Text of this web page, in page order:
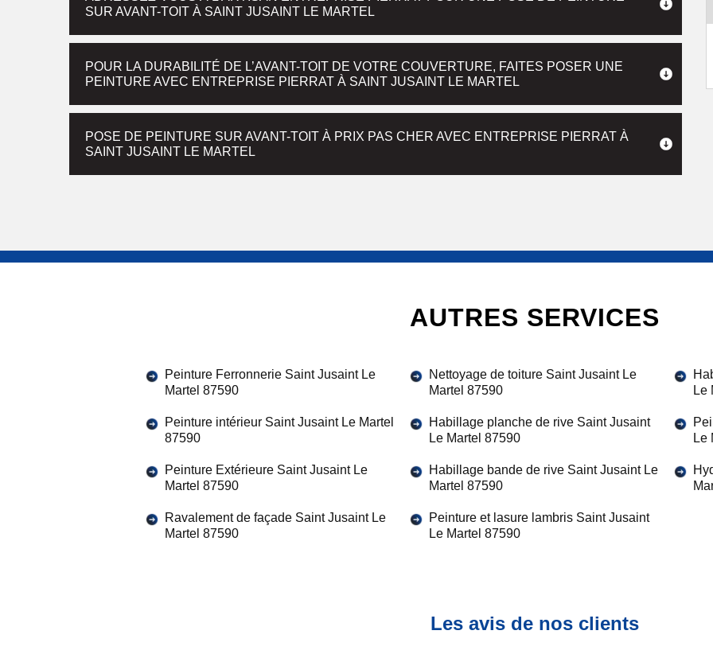
SUR AVANT-TOIT À SAINT JUSAINT LE MARTEL
POUR LA DURABILITÉ DE L’AVANT-TOIT DE VOTRE COUVERTURE, FAITES POSER UNE
PEINTURE AVEC ENTREPRISE PIERRAT À SAINT JUSAINT LE MARTEL
POSE DE PEINTURE SUR AVANT-TOIT À PRIX PAS CHER AVEC ENTREPRISE PIERRAT À
SAINT JUSAINT LE MARTEL
AUTRES SERVICES
Peinture Ferronnerie Saint Jusaint Le
Martel 87590
Peinture intérieur Saint Jusaint Le Martel
87590
Peinture Extérieure Saint Jusaint Le
Martel 87590
Ravalement de façade Saint Jusaint Le
Martel 87590
Nettoyage de toiture Saint Jusaint Le
Martel 87590
Habillage planche de rive Saint Jusaint
Le Martel 87590
Habillage bande de rive Saint Jusaint Le
Martel 87590
Peinture et lasure lambris Saint Jusaint
Le Martel 87590
Le
Le
Les avis de nos clients